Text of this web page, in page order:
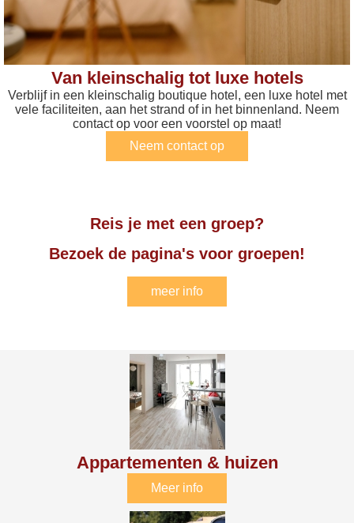
Van kleinschalig tot luxe hotels
Verblijf in een kleinschalig boutique hotel, een luxe hotel met
vele faciliteiten, aan het strand of in het binnenland. Neem
contact op voor een voorstel op maat!
Neem contact op
Reis je met een groep?
Bezoek de pagina's voor groepen!
meer info
Appartementen & huizen
Meer info